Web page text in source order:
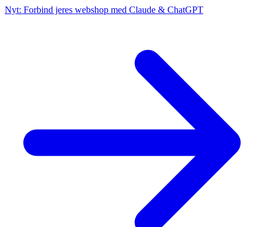
Nyt: Forbind jeres webshop med Claude & ChatGPT